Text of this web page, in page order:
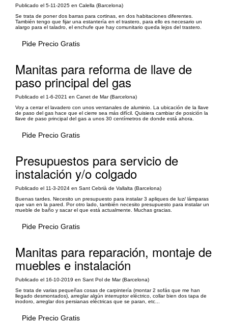
Publicado el 5-11-2025 en Calella (Barcelona)
Se trata de poner dos barras para cortinas, en dos habitaciones diferentes.
También tengo que fijar una estantería en el trastero, para ello es necesario un
alargo para el taladro, el enchufe que hay comunitario queda lejos del trastero.
Pide Precio Gratis
Manitas para reforma de llave de
paso principal del gas
Publicado el 1-6-2021 en Canet de Mar (Barcelona)
Voy a cerrar el lavadero con unos ventanales de aluminio. La ubicación de la llave
de paso del gas hace que el cierre sea más difícil. Quisiera cambiar de posición la
llave de paso principal del gas a unos 30 centímetros de donde está ahora.
Pide Precio Gratis
Presupuestos para servicio de
instalación y/o colgado
Publicado el 11-3-2024 en Sant Cebrià de Vallalta (Barcelona)
Buenas tardes. Necesito un presupuesto para instalar 3 apliques de luz/ lámparas
que van en la pared. Por otro lado, también necesito presupuesto para instalar un
mueble de baño y sacar el que está actualmente. Muchas gracias.
Pide Precio Gratis
Manitas para reparación, montaje de
muebles e instalación
Publicado el 16-10-2019 en Sant Pol de Mar (Barcelona)
Se trata de varias pequeñas cosas de carpintería (montar 2 sofás que me han
llegado desmontados), arreglar algún interruptor eléctrico, collar bien dos tapa de
inodoro, arreglar dos persianas eléctricas que se paran, etc...
Pide Precio Gratis